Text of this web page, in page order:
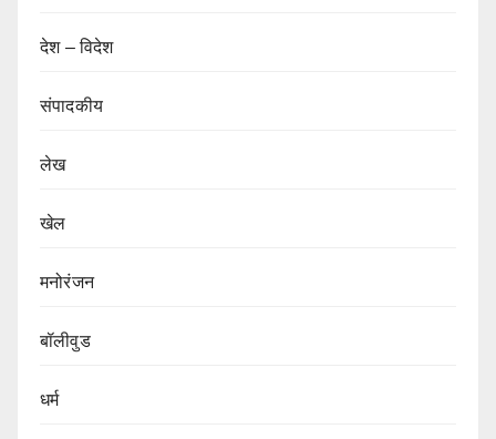
देश – विदेश
संपादकीय
लेख
खेल
मनोरंजन
बॉलीवुड
धर्म